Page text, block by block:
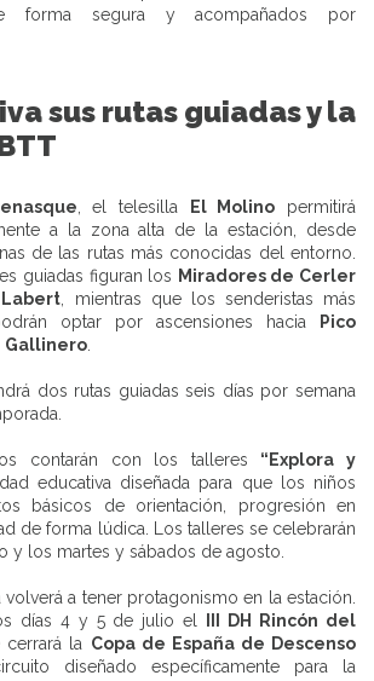
forma segura y acompañados por
sus rutas guiadas y la
, el telesilla El Molino permitirá
a la zona alta de la estación, desde
de las rutas más conocidas del entorno.
guiadas figuran los Miradores de Cerler
, mientras que los senderistas más
optar por ascensiones hacia
Pico
Gallinero
dos rutas guiadas seis días por semana
contarán con los talleres “Explora y
educativa diseñada para que los niños
básicos de orientación, progresión en
de forma lúdica. Los talleres se celebrarán
y los martes y sábados de agosto.
volverá a tener protagonismo en la estación.
días 4 y 5 de julio el
III DH Rincón del
cerrará la Copa de España de Descenso
diseñado específicamente para la